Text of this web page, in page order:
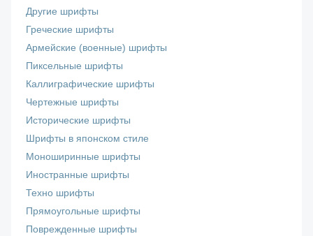
Другие шрифты
Греческие шрифты
Армейские (военные) шрифты
Пиксельные шрифты
Каллиграфические шрифты
Чертежные шрифты
Исторические шрифты
Шрифты в японском стиле
Моноширинные шрифты
Иностранные шрифты
Техно шрифты
Прямоугольные шрифты
Поврежденные шрифты